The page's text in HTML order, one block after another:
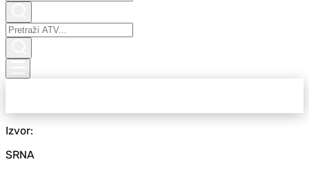
Izvor:
SRNA